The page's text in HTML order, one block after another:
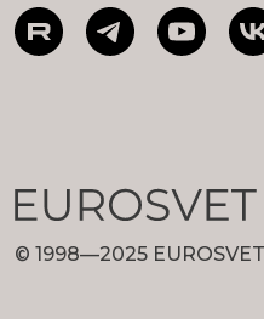
© 1998—2025